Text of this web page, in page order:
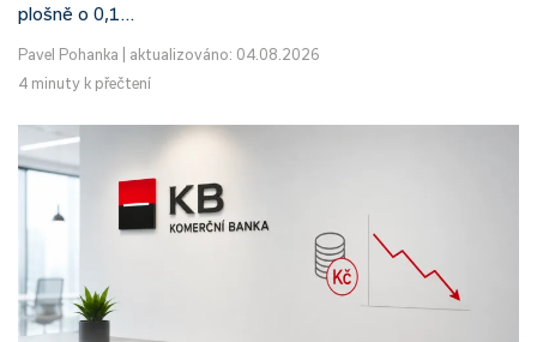
plošně o 0,1…
Pavel Pohanka
aktualizováno: 04.08.2026
4 minuty k přečtení